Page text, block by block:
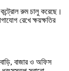
রুম চালু করেছে।
রেখে ক্ষয়ক্ষতির
বাজার ও অফিস